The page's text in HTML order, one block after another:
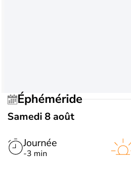
Éphéméride
Samedi 8 août
Journée
-3 min